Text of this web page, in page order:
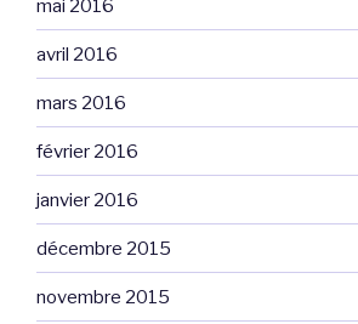
mai 2016
avril 2016
mars 2016
février 2016
janvier 2016
décembre 2015
novembre 2015